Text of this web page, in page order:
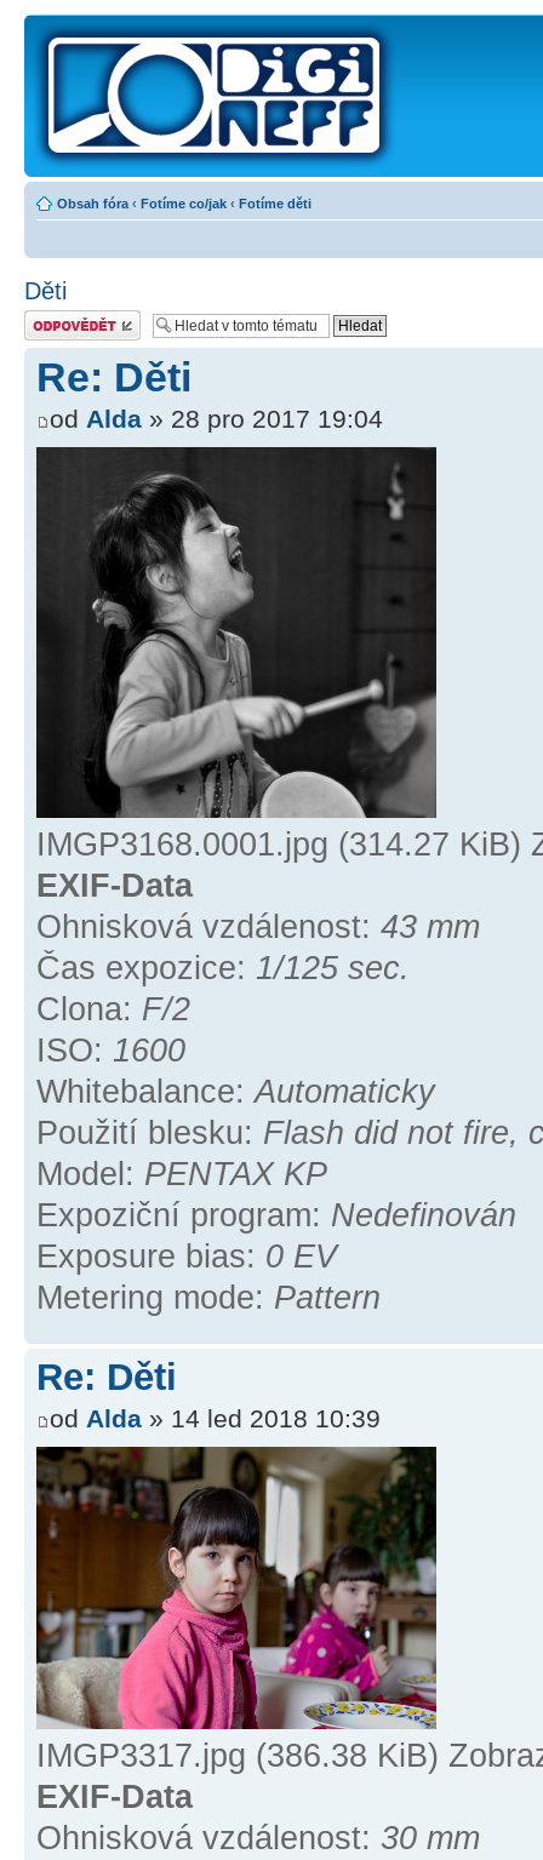
Obsah fóra ‹ Fotíme co/jak ‹ Fotíme děti
Děti
Odeslat odpověď
Re: Děti
od Alda » 28 pro 2017 19:04
IMGP3168.0001.jpg (314.27 KiB)
EXIF-Data
Ohnisková vzdálenost: 43 mm
Čas expozice: 1/125 sec.
Clona: F/2
ISO: 1600
Whitebalance:Automaticky
Použití blesku: Flash did not fire,
Model: PENTAX KP
Expoziční program: Nedefinován
Exposure bias: 0 EV
Metering mode: Pattern
Re: Děti
od Alda » 14 led 2018 10:39
IMGP3317.jpg (386.38 KiB)
EXIF-Data
Ohnisková vzdálenost: 30 mm